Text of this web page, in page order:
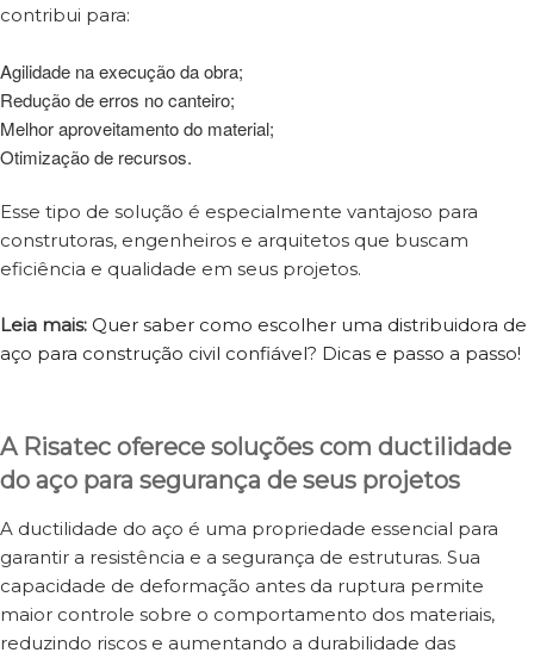
contribui para:
Agilidade na execução da obra;
Redução de erros no canteiro;
Melhor aproveitamento do material;
Otimização de recursos.
Esse tipo de solução é especialmente vantajoso para
construtoras, engenheiros e arquitetos que buscam
eficiência e qualidade em seus projetos.
Leia mais: Quer saber como escolher uma distribuidora de
aço para construção civil confiável? Dicas e passo a passo!
A Risatec oferece soluções com ductilidade
do aço para segurança de seus projetos
A ductilidade do aço é uma propriedade essencial para
garantir a resistência e a segurança de estruturas. Sua
capacidade de deformação antes da ruptura permite
maior controle sobre o comportamento dos materiais,
reduzindo riscos e aumentando a durabilidade das